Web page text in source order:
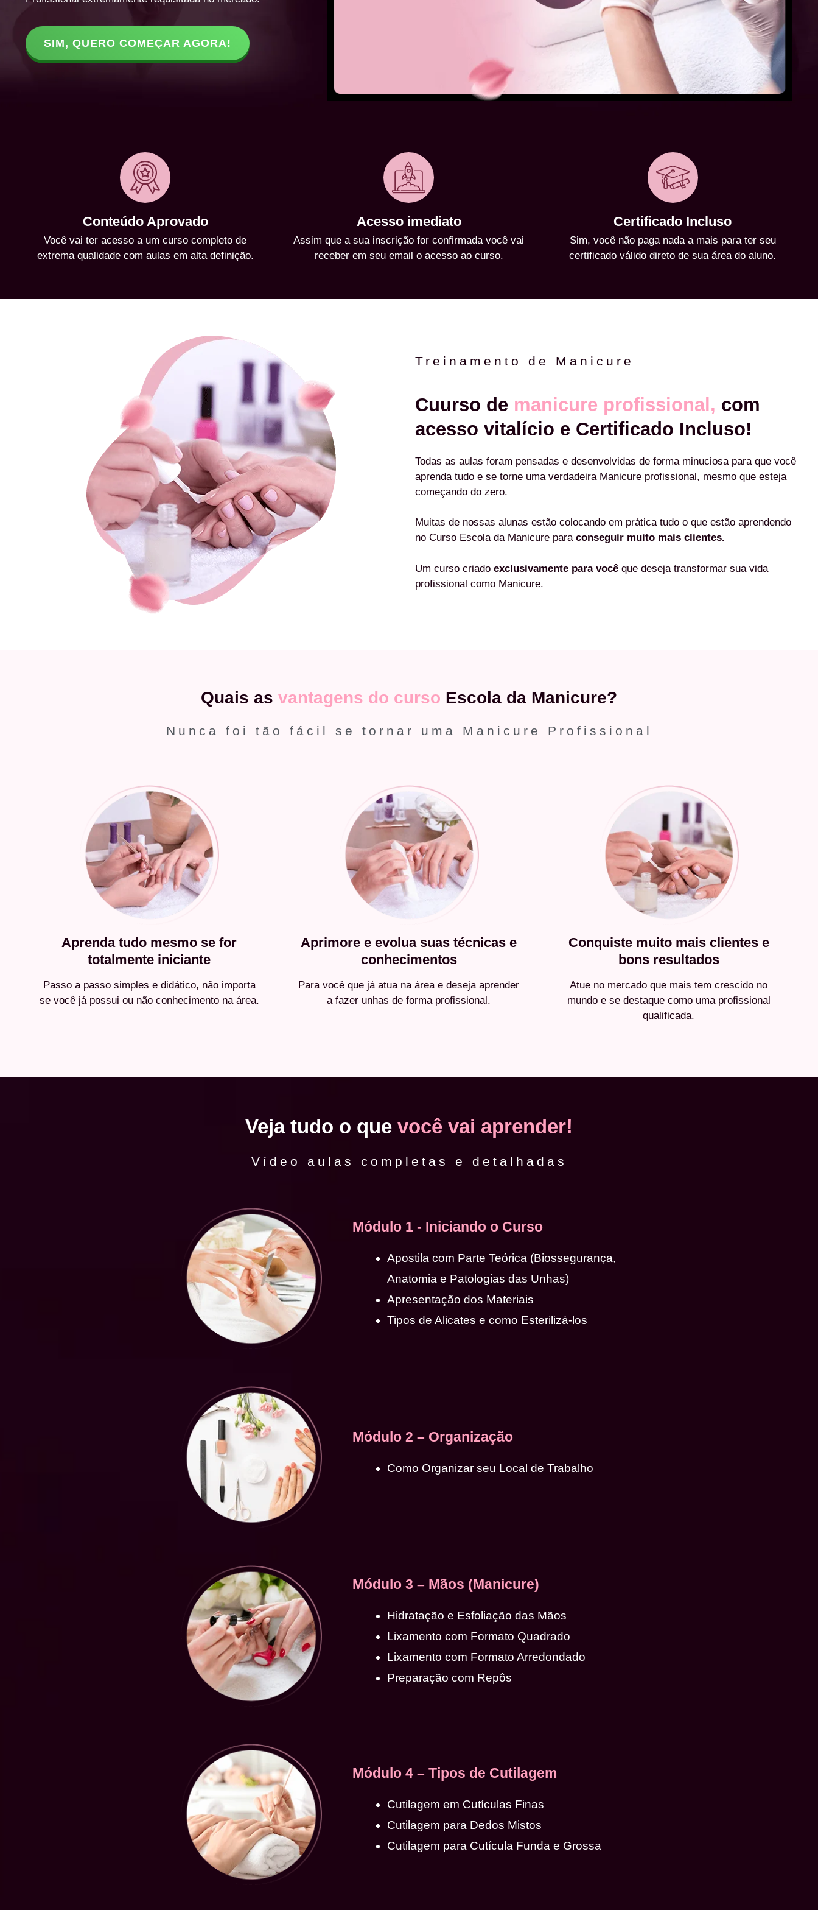
SIM, QUERO COMEÇAR AGORA!
Conteúdo Aprovado
Você vai ter acesso a um curso completo de
extrema qualidade com aulas em alta definição.
Acesso imediato
Assim que a sua inscrição for confirmada você vai
receber em seu email o acesso ao curso.
Certificado Incluso
Sim, você não paga nada a mais para ter seu
certificado válido direto de sua área do aluno.
Treinamento de Manicure
Cuurso de manicure profissional, com
acesso vitalício e Certificado Incluso!
Todas as aulas foram pensadas e desenvolvidas de forma minuciosa para que você
aprenda tudo e se torne uma verdadeira Manicure profissional, mesmo que esteja
começando do zero.
Muitas de nossas alunas estão colocando em prática tudo o que estão aprendendo
no Curso Escola da Manicure para conseguir muito mais clientes.
Um curso criado exclusivamente para você que deseja transformar sua vida
profissional como Manicure.
Quais as vantagens do curso Escola da Manicure?
Nunca foi tão fácil se tornar uma Manicure Profissional
Aprenda tudo mesmo se for
totalmente iniciante
Passo a passo simples e didático, não importa
se você já possui ou não conhecimento na área.
Aprimore e evolua suas técnicas e
conhecimentos
Para você que já atua na área e deseja aprender
a fazer unhas de forma profissional.
Conquiste muito mais clientes e
bons resultados
Atue no mercado que mais tem crescido no
mundo e se destaque como uma profissional
qualificada.
Veja tudo o que você vai aprender!
Vídeo aulas completas e detalhadas
Módulo 1 - Iniciando o Curso
Apostila com Parte Teórica (Biossegurança,
Anatomia e Patologias das Unhas)
Apresentação dos Materiais
Tipos de Alicates e como Esterilizá-los
Módulo 2 – Organização
Como Organizar seu Local de Trabalho
Módulo 3 – Mãos (Manicure)
Hidratação e Esfoliação das Mãos
Lixamento com Formato Quadrado
Lixamento com Formato Arredondado
Preparação com Repôs
Módulo 4 – Tipos de Cutilagem
Cutilagem em Cutículas Finas
Cutilagem para Dedos Mistos
Cutilagem para Cutícula Funda e Grossa